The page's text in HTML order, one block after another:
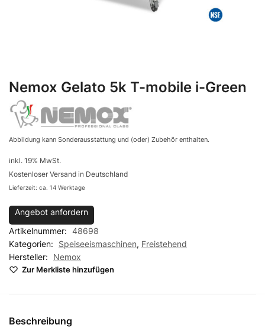
Nemox Gelato 5k T-mobile i-Green
Abbildung kann Sonderausstattung und (oder) Zubehör enthalten.
inkl. 19% MwSt.
Kostenloser Versand in Deutschland
Lieferzeit: ca. 14 Werktage
Angebot anfordern
Artikelnummer: 48698
Kategorien:
Speiseeismaschinen, Freistehend
Hersteller:
Nemox
Zur Merkliste hinzufügen
Beschreibung